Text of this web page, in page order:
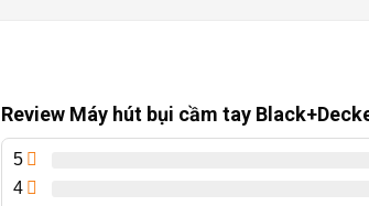
Review Máy hút bụi cầm tay
5
4